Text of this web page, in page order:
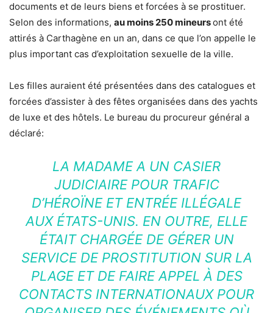
documents et de leurs biens et forcées à se prostituer.
Selon des informations, au moins 250 mineursont été
attirés à Carthagène en un an, dans ce que l’on appelle le
plus important cas d’exploitation sexuelle de la ville.
Les filles auraient été présentées dans des catalogues et
forcées d’assister à des fêtes organisées dans des yachts
de luxe et des hôtels. Le bureau du procureur général a
déclaré:
LA MADAME A UN CASIER
JUDICIAIRE POUR TRAFIC
D’HÉROÏNE ET ENTRÉE ILLÉGALE
AUX ÉTATS-UNIS. EN OUTRE, ELLE
ÉTAIT CHARGÉE DE GÉRER UN
SERVICE DE PROSTITUTION SUR LA
PLAGE ET DE FAIRE APPEL À DES
CONTACTS INTERNATIONAUX POUR